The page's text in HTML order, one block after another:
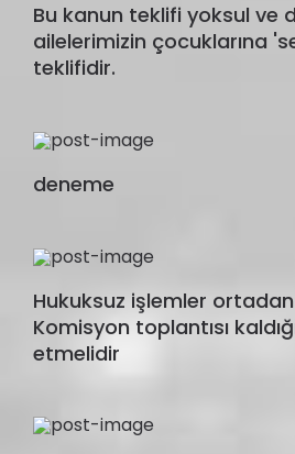
Bu kanun teklifi yoksul ve
ailelerimizin çocuklarına
teklifidir.
deneme
Hukuksuz işlemler ortadan
Komisyon toplantısı
etmelidir